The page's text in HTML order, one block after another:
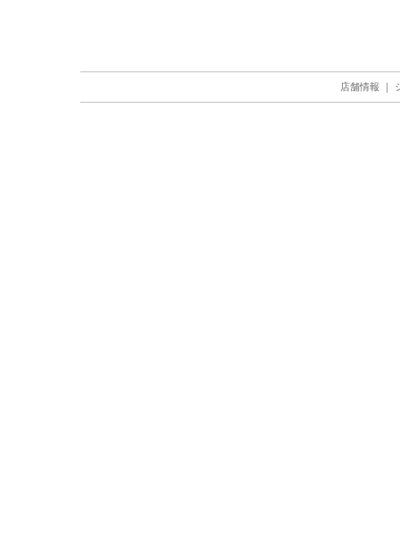
店舗情報 ｜